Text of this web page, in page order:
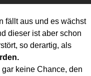
fällt aus und es wächst
dieser ist aber schon
so derartig, als
keine Chance, den